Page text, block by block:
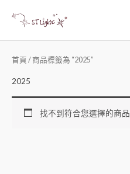
首頁 / 商品標籤為 “2025”
2025
找不到符合您選擇的商品